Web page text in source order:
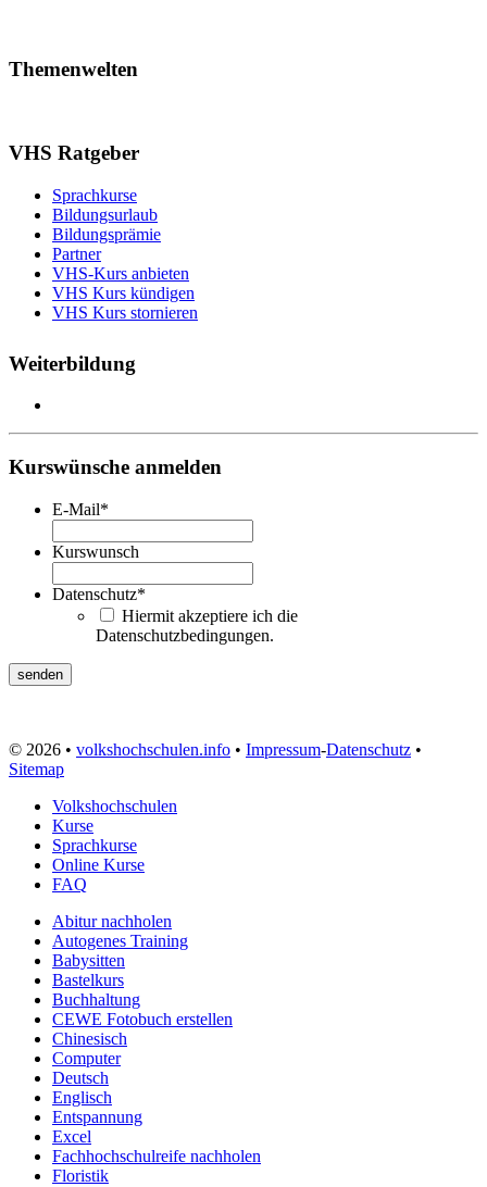
Themenwelten
VHS Ratgeber
Sprachkurse
Bildungsurlaub
Bildungsprämie
Partner
VHS-Kurs anbieten
VHS Kurs kündigen
VHS Kurs stornieren
Weiterbildung
Kurswünsche anmelden
E-Mail*
Kurswunsch
Datenschutz*
Hiermit akzeptiere ich die
Datenschutzbedingungen.
© 2026 • volkshochschulen.info • Impressum-Datenschutz •
Sitemap
Volkshochschulen
Kurse
Sprachkurse
Online Kurse
FAQ
Abitur nachholen
Autogenes Training
Babysitten
Bastelkurs
Buchhaltung
CEWE Fotobuch erstellen
Chinesisch
Computer
Deutsch
Englisch
Entspannung
Excel
Fachhochschulreife nachholen
Floristik